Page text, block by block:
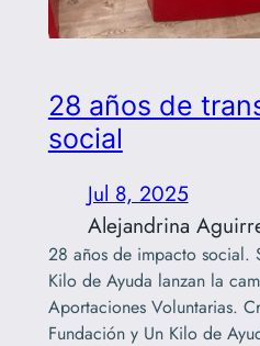
28 años de
social
Jul 8, 2025
Alejandrina
28 años de impacto social.
Kilo de Ayuda lanzan la
Aportaciones Voluntarias.
Fundación y Un Kilo de